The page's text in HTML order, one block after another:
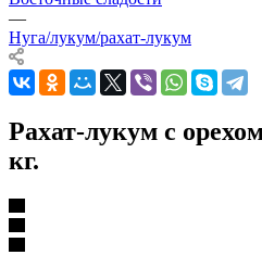
—
Нуга/лукум/рахат-лукум
Рахат-лукум с
кг.